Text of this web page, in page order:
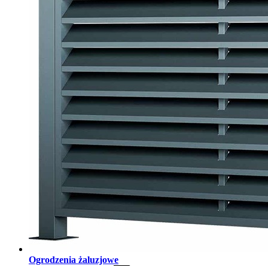
Ogrodzenia żaluzjowe